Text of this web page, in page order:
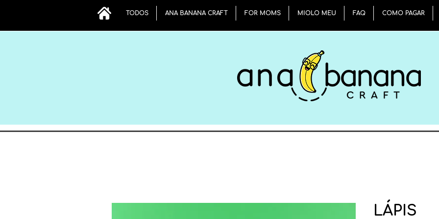
TODOS ANA BANANA CRAFT FOR MOMS MIOLO MEU FAQ COMO PAGAR
LÁPIS